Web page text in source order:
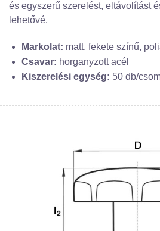
és egyszerű szerelést, eltávolítást
lehetővé.
Markolat: matt, fekete színű,
Csavar: horganyzott acél
Kiszerelési egység: 50 db/